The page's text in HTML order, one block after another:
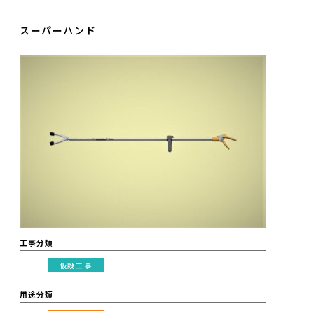
スーパーハンド
工事分類
仮設工事
用途分類